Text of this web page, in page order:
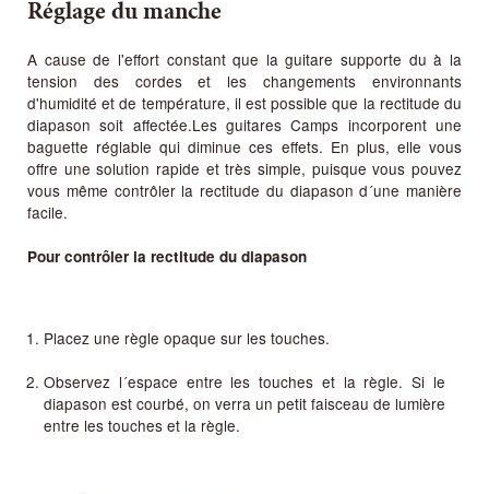
Réglage du manche
A cause de l'effort constant que la guitare supporte du à la
tension des cordes et les changements environnants
d'humidité et de température, il est possible que la rectitude du
diapason soit affectée.Les guitares Camps incorporent une
baguette réglable qui diminue ces effets. En plus, elle vous
offre une solution rapide et très simple, puisque vous pouvez
vous même contrôler la rectitude du diapason d´une manière
facile.
Pour contrôler la rectitude du diapason
Placez une règle opaque sur les touches.
Observez l´espace entre les touches et la règle. Si le
diapason est courbé, on verra un petit faisceau de lumière
entre les touches et la règle.